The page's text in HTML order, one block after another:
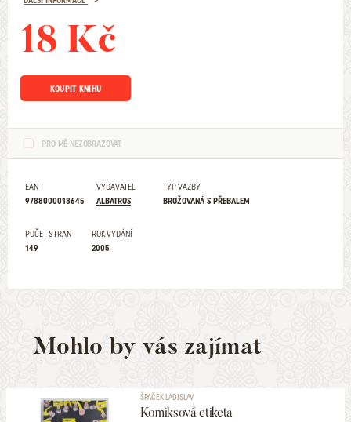
18 Kč
KOUPIT KNIHU
PRO MĚ NEZOBRAZOVAT
EAN
9788000018645
VYDAVATEL
ALBATROS
TYP VAZBY
BROŽOVANÁ S PŘEBALEM
POČET STRAN
149
ROK VYDÁNÍ
2005
Mohlo by vás zajímat
ŠPAČEK LADISLAV
Komiksová etiketa